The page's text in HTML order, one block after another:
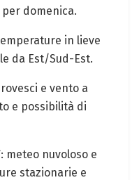
domenica.
in lieve
da Est/Sud-Est.
e vento a
e possibilità di
meteo nuvoloso e
⁢stazionarie e‍